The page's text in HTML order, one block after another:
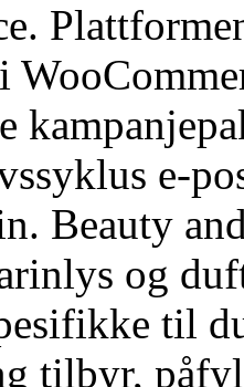
e-
Beauty
og
til
tilbyr,